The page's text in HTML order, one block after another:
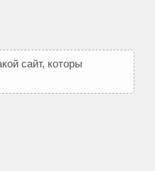
кой сайт, которы